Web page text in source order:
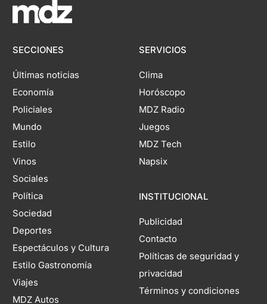
SECCIONES
Últimas noticias
Economía
Policiales
Mundo
Estilo
Vinos
Sociales
Política
Sociedad
Deportes
Espectáculos y Cultura
Estilo Gastronomía
Viajes
MDZ Autos
SERVICIOS
Clima
Horóscopo
MDZ Radio
Juegos
MDZ Tech
Napsix
INSTITUCIONAL
Publicidad
Contacto
Políticas de seguridad y
privacidad
Términos y condiciones